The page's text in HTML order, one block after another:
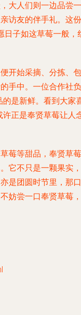
大人们则一边品尝一
访友的伴手礼。这份
日子如这草莓一般，
开始采摘、分拣、包
手中。一位合作社负
的是新鲜。看到大家
许正是奉贤草莓让人
莓等甜品，奉贤草莓
它不只是一颗果实，
是团圆时节里，那口
妨尝一口奉贤草莓，